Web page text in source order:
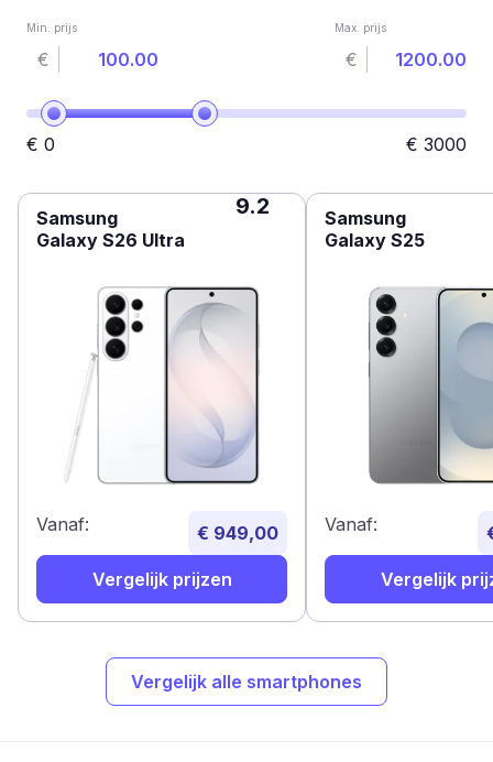
Min. prijs
€
Max. prijs
€
€ 0 € 3000
Samsung
Galaxy S26 Ultra
9.2
Vanaf: € 949,00
Vergelijk prijzen
Samsung
Galaxy S25
Vanaf:
Vergelijk
Vergelijk alle smartphones